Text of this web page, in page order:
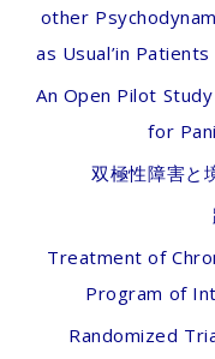
other
as Usual’in
An Open Pilot
for
双極性障害と
Treatment of
Program of
Randomized